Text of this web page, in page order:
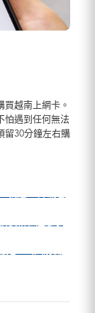
買越南上網卡。
怕遇到任何無法
留30分鐘左右購